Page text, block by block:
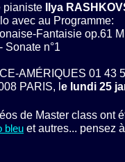
pianiste Ilya
avec au Programme:
Fantaisie op.61
Sonate n°1
AMÉRIQUES 01 43
PARIS, le lundi 25
de Master class ont
bleu et autres... pensez